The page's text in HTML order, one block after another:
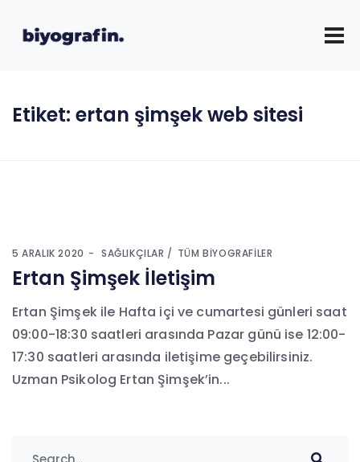
Etiket: ertan şimşek web sitesi
5 ARALIK 2020 SAĞLIKÇILAR TÜM BIYOGRAFILER
Ertan Şimşek İletişim
Ertan Şimşek ile Hafta içi ve cumartesi günleri saat
09:00-18:30 saatleri arasında Pazar günü ise 12:00-
17:30 saatleri arasında iletişime geçebilirsiniz.
Uzman Psikolog Ertan Şimşek’in...